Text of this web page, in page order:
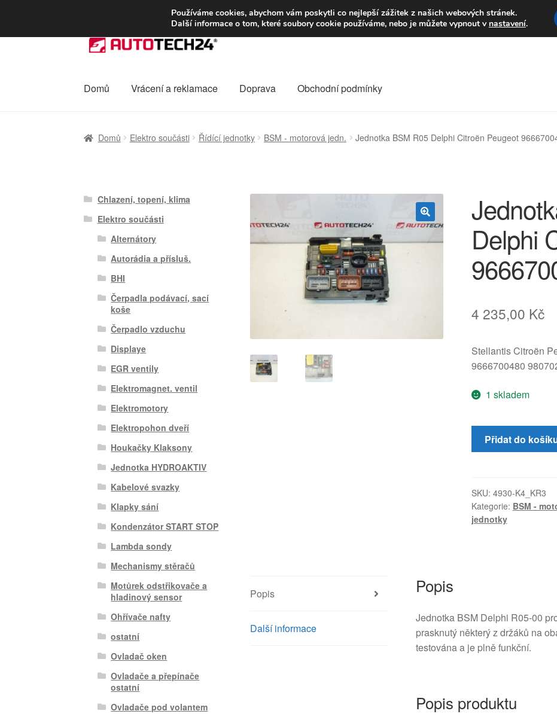
DOPRAVA od 139,-Kč Volejte po-
Přeskočit
na
Přejít
webu
Domů Vrácení a reklamace Doprava Obchodní podmínky
Domů Elektro součásti Řídící jednotky BSM - motorová jedn. Jednotka BSM R05 Delphi Citroën Peugeot
🔍
Delphi
4 235,00 Kč
Stellantis Citroën
9666700480
1 skladem
Jednotka
BSM
Citroën
Peugeot
9666700480
Přidat do
SKU: 4930-K4_KR3
Kategorie: BSM -
jednotky
Popis
Další informace
Popis
Jednotka BSM Delphi R05-00
prasknutý některý z držáků na
testována a je plně funkční.
Popis produktu
Chlazení, topení, klima
Elektro součásti
Alternátory
Autorádia a přísluš.
BHI
Čerpadla podávací, sací
koše
Čerpadlo vzduchu
Displaye
EGR ventily
Elektromagnet. ventil
Elektromotory
Elektropohon dveří
Houkačky Klaksony
Jednotka HYDROAKTIV
Kabelové svazky
Klapky sání
Kondenzátor START STOP
Lambda sondy
Mechanismy stěračů
Motůrek odstřikovače a
hladinový sensor
Ohřívače nafty
ostatní
Ovladač oken
Ovladače a přepínače
ostatní
Ovladače pod volantem
Používáme cookies, abychom vám poskytli co nejlepší zážitek z našich webových stránek.
Další informace o tom, které soubory cookie používáme, nebo je můžete vypnout v nastavení.